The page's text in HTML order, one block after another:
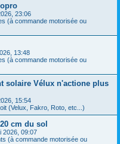
23:06
(à commande motorisée ou
13:48
(à commande motorisée ou
solaire Vélux n'actione plus
15:54
(Velux, Fakro, Roto, etc...)
cm du sol
2026, 09:07
(à commande motorisée ou